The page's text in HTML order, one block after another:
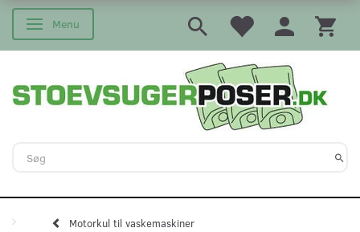
Skifte navigation
Menu
Motorkul til vaskemaskiner